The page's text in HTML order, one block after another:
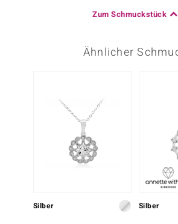
Zum Schmuckstück
Ähnlicher
Silber Silber